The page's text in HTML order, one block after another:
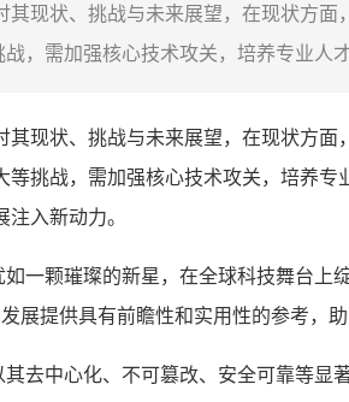
现状、挑战与未来展望，在现状方
，需加强核心技术攻关，培养专业
现状、挑战与未来展望，在现状方
等挑战，需加强核心技术攻关，培养
入新动力。
一颗璀璨的新星，在全球科技舞台上
展提供具有前瞻性和实用性的参考，
去中心化、不可篡改、安全可靠等